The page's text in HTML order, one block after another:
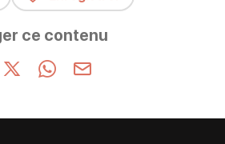
ce contenu
sur Facebook (nouvelle fenêtre)
Partager sur X / Twitter (nouvelle
Partager sur WhatsApp
Partager par mail